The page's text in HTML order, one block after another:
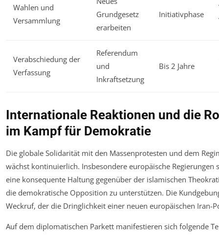
Wahlen und
Versammlung
Grundgesetz
erarbeiten
Initiativphase
Verabschiedung der
Verfassung
Referendum
und
Inkraftsetzung
Bis 2 Jahre
Internationale Reaktionen und die
im Kampf für Demokratie
Die globale Solidarität mit den Massenprotesten und dem
wächst kontinuierlich. Insbesondere europäische Regierungen
eine konsequente Haltung gegenüber der islamischen
die demokratische Opposition zu unterstützen. Die
Weckruf, der die Dringlichkeit einer neuen europäischen Iran-
Auf dem diplomatischen Parkett manifestieren sich folgende